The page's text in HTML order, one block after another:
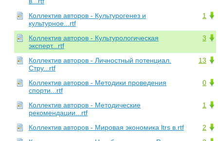
1
Коллектив авторов - Культурогенез и
культурное...rtf
3
Коллектив авторов - Культурологическая
эксперт...rtf
13
Коллектив авторов - Личностный потенциал.
Стру...rtf
0
Коллектив авторов - Методики проведения
спорти...rtf
1
Коллектив авторов - Методические
рекомендации...rtf
2
Коллектив авторов - Мировая экономика ltrs в.rtf